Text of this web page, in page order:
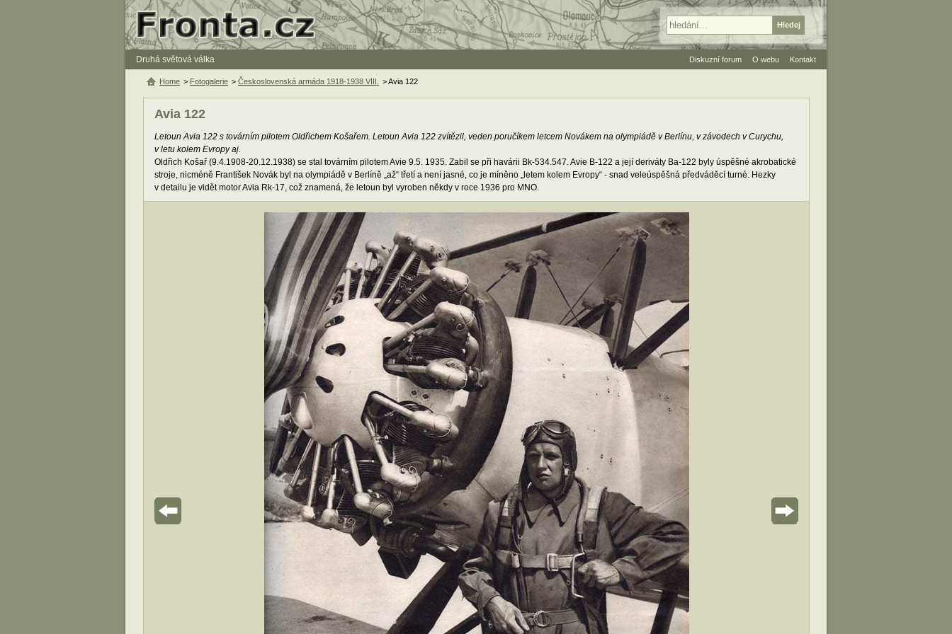
Druhá světová válka
Avia 122
Letoun Avia 122 s továrním pilotem Oldřichem Košařem. Letoun Avia 122 zvítězil, veden poručíkem letcem Novákem na olympiádě v Berlínu, v závodech v Curychu,
v letu kolem Evropy aj.
Oldřich Košař (9.4.1908-20.12.1938) se stal továrním pilotem Avie 9.5. 1935. Zabil se při havárii Bk-534.547. Avie B-122 a její deriváty Ba-122 byly úspěšné akrobatické
stroje, nicméně František Novák byl na olympiádě v Berlíně „až“ třetí a není jasné, co je míněno „letem kolem Evropy“ - snad veleúspěšná předváděcí turné. Hezky
v detailu je vidět motor Avia Rk-17, což znamená, že letoun byl vyroben někdy v roce 1936 pro MNO.
Home > Fotogalerie > Československá armáda 1918-1938 VIII. > Avia 122
Diskuzní forum O webu Kontakt